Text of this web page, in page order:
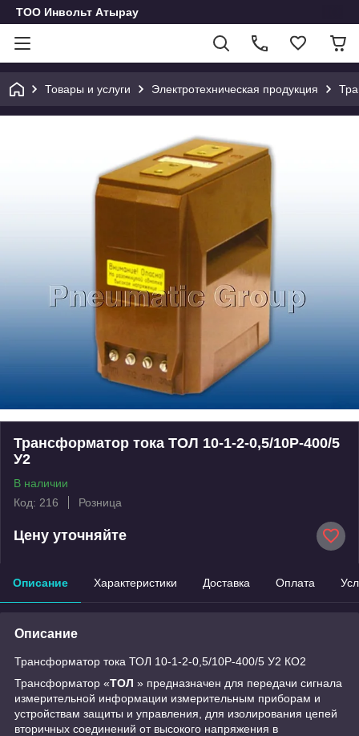
ТОО Инвольт Атырау
Товары и услуги Электротехническая продукция
Трансформатор тока ТОЛ 10-1-2-0,5/10Р-400/5
У2
В наличии
Код: 216
Розница
Цену уточняйте
Описание Характеристики Доставка Оплата
Описание
Трансформатор тока ТОЛ 10-1-2-0,5/10Р-400/5 У2 КО2
Трансформатор «ТОЛ » предназначен для передачи сигнала
измерительной информации измерительным приборам и
устройствам защиты и управления, для изолирования цепей
вторичных соединений от высокого напряжения в